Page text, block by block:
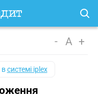
- A +
всистемі iplex